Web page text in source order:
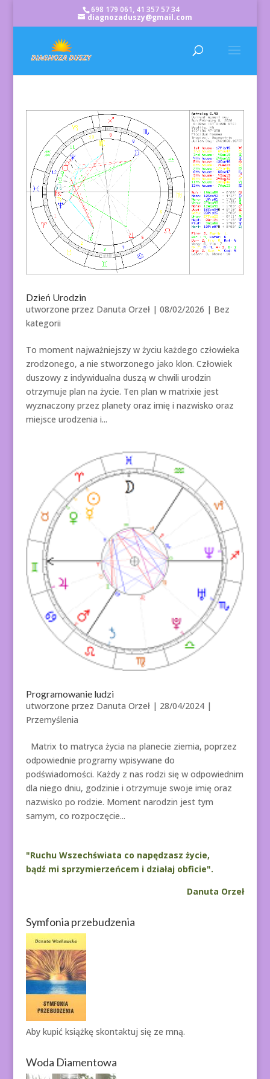
698 179 061, 41 357 57 34
diagnozaduszy@gmail.com
Dzień Urodzin
utworzone przez Danuta Orzeł| 08/02/2026 | Bez
kategorii
To moment najważniejszy w życiu każdego człowieka
zrodzonego, a nie stworzonego jako klon. Człowiek
duszowy z indywidualna duszą w chwili urodzin
otrzymuje plan na życie. Ten plan w matrixie jest
wyznaczony przez planety oraz imię i nazwisko oraz
miejsce urodzenia i...
Programowanie ludzi
utworzone przez Danuta Orzeł| 28/04/2024|
Przemyślenia
Matrix to matryca życia na planecie ziemia, poprzez
odpowiednie programy wpisywane do
podświadomości. Każdy z nas rodzi się w odpowiednim
dla niego dniu, godzinie i otrzymuje swoje imię oraz
nazwisko po rodzie. Moment narodzin jest tym
samym, co rozpoczęcie...
"Ruchu Wszechświata co napędzasz życie,
bądź mi sprzymierzeńcem i działaj obficie".
Danuta Orzeł
Symfonia przebudzenia
Aby kupić książkę skontaktuj się ze mną.
Woda Diamentowa